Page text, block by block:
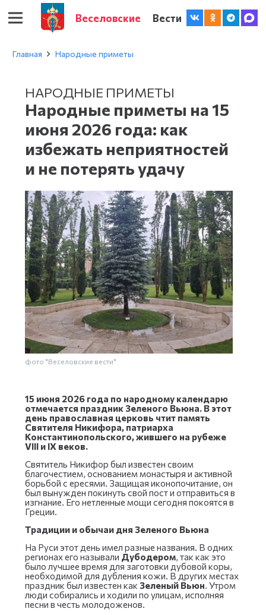
Веселовские Вести
Главная Народные приметы
НАРОДНЫЕ ПРИМЕТЫ
Народные приметы на 15
июня 2026 года: как
избежать неприятностей
и не потерять удачу
фото "Веселовские вести"
15 июня 2026 года по народному календарю
отмечается праздник Зеленого Вьюна. В этот
день православная церковь чтит память
Святителя Никифора, патриарха
Константинопольского, жившего на рубеже
VIII и IX веков.
Святитель Никифор был известен своим
благочестием, основанием монастыря и активной
борьбой с ересями. Защищая иконопочитание, он
был вынужден покинуть свой пост и отправиться в
изгнание. Его нетленные мощи сегодня покоятся в
Греции.
Традиции и обычаи дня Зеленого Вьюна
На Руси этот день имел разные названия. В одних
регионах его называли Дубодером, так как это
было лучшее время для заготовки дубовой коры,
необходимой для дубления кожи. В других местах
праздник был известен как Зеленый Вьюн. Утром
люди собирались и ходили по улицам, исполняя
песни в честь молодоженов.